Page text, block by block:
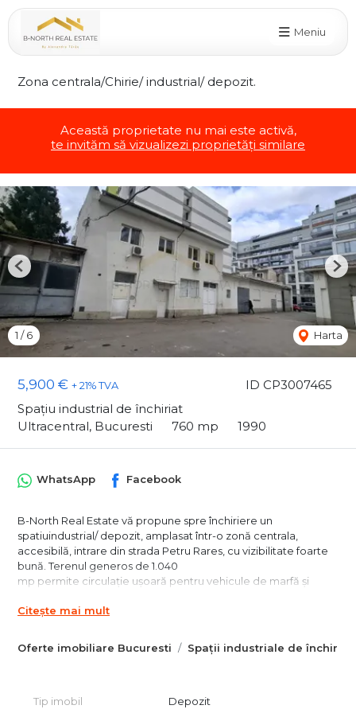
Meniu
Zona centrala/Chirie/ industrial/ depozit.
Această proprietate nu mai este activă,
te invităm să vizualizezi proprietăți similare
ID CP3007465
5,900 € + 21% TVA
Spațiu industrial de închiriat
Ultracentral, Bucuresti
760 mp 1990
1 /6 Harta
Previous
Oferte imobiliare Bucuresti Spații industriale de închiriat
WhatsApp Facebook
B-North Real Estate vă propune spre închiriere un
spatiuindustrial/ depozit, amplasat într-o zonă centrala,
accesibilă, intrare din strada Petru Rares, cu vizibilitate foarte
bună. Terenul generos de 1.040
mp permite circulație ușoară pentru vehicule de marfă și
Spațiile includ două
compartimentări flexibile și grup sanitar.
• Clădire birouri P+1 – 238 mp
Citește mai mult
Tip imobil Depozit